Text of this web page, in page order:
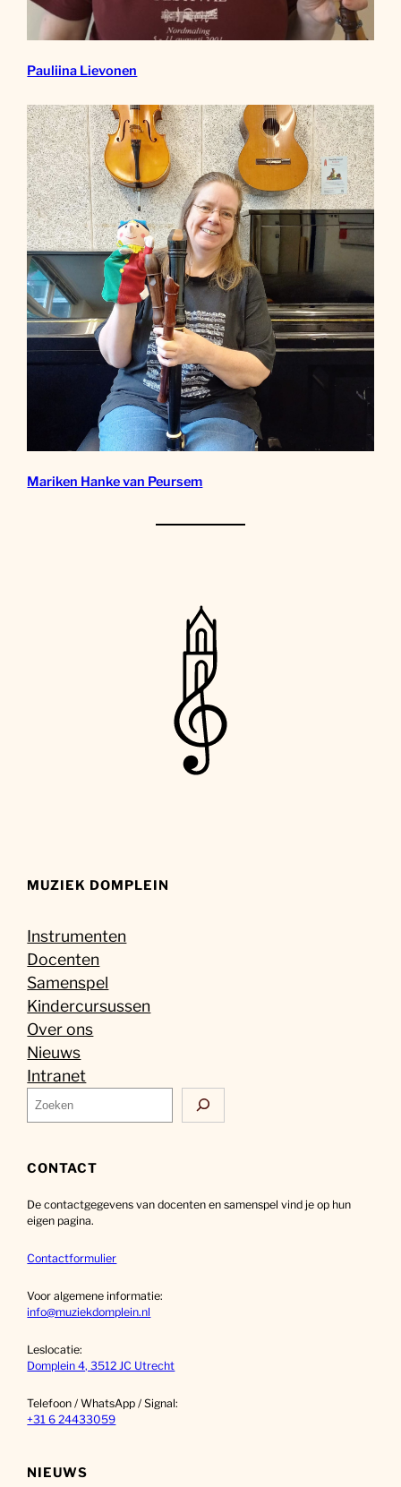
Pauliina Lievonen
Mariken Hanke van Peursem
MUZIEK DOMPLEIN
Instrumenten
Docenten
Samenspel
Kindercursussen
Over ons
Nieuws
Intranet
Z
o
k
n
CONTACT
De contactgegevens van docenten en samenspel vind je op hun
eigen pagina.
Contactformulier
Voor algemene informatie:
info@muziekdomplein.nl
Leslocatie:
Domplein 4, 3512 JC Utrecht
Telefoon / WhatsApp / Signal:
+31 6 24433059
NIEUWS